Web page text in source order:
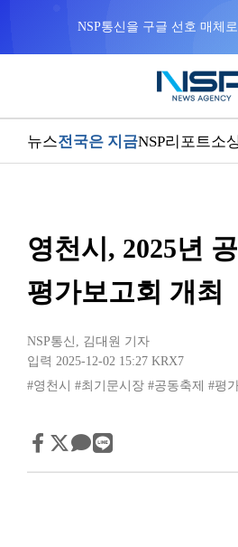
NSP통신을 구글 선호 매체
뉴스전국은 지금NSP리포트소
영천시, 2025년
평가보고회 개최
NSP통신 , 김대원 기자
입력 2025-12-02 15:27 KRX7
#영천시
#최기문시장 #공동축제 #평